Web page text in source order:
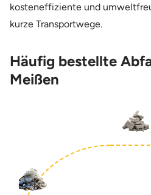
kosteneffiziente und
kurze Transportwege.
Häufig bestellte
Meißen